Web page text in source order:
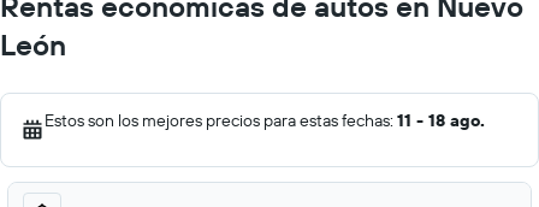
León
Estos son los mejores precios para estas fechas: 11 - 18 ago.